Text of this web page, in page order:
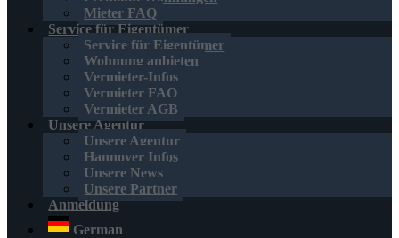
Mieter FAQ
Service für Eigentümer
Service für Eigentümer
Wohnung anbieten
Vermieter-Infos
Vermieter FAQ
Vermieter AGB
Unsere Agentur
Unsere Agentur
Hannover Infos
Unsere News
Unsere Partner
Anmeldung
German